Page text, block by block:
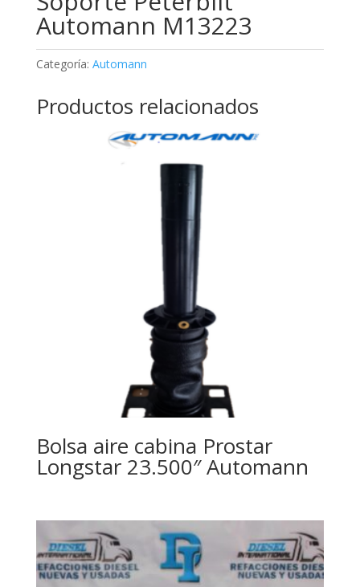
Automann M13223
Categoría: Automann
Productos relacionados
Bolsa aire cabina Prostar
Longstar 23.500″ Automann